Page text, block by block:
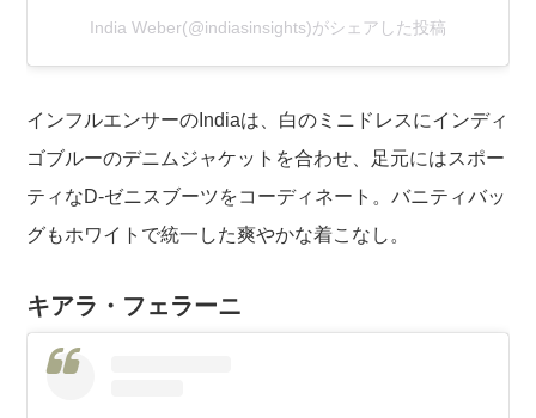
India Weber(@indiasinsights)がシェアした投稿
インフルエンサーのIndiaは、白のミニドレスにインディ
ゴブルーのデニムジャケットを合わせ、足元にはスポー
ティなD-ゼニスブーツをコーディネート。バニティバッ
グもホワイトで統一した爽やかな着こなし。
キアラ・フェラーニ